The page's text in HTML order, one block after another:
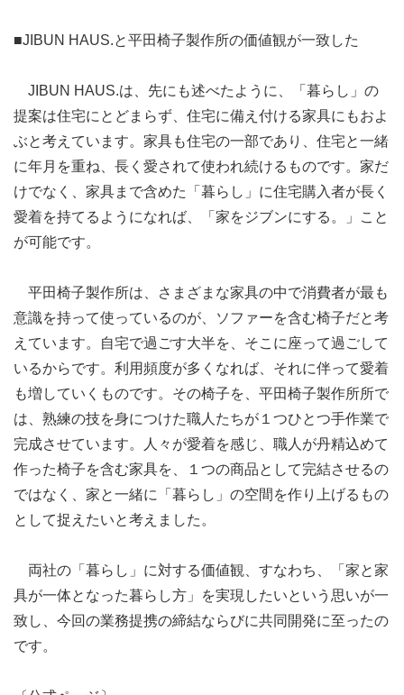
■JIBUN HAUS.と平田椅子製作所の価値観が一致した
JIBUN HAUS.は、先にも述べたように、「暮らし」の
提案は住宅にとどまらず、住宅に備え付ける家具にもおよ
ぶと考えています。家具も住宅の一部であり、住宅と一緒
に年月を重ね、長く愛されて使われ続けるものです。家だ
けでなく、家具まで含めた「暮らし」に住宅購入者が長く
愛着を持てるようになれば、「家をジブンにする。」こと
が可能です。
平田椅子製作所は、さまざまな家具の中で消費者が最も
意識を持って使っているのが、ソファーを含む椅子だと考
えています。自宅で過ごす大半を、そこに座って過ごして
いるからです。利用頻度が多くなれば、それに伴って愛着
も増していくものです。その椅子を、平田椅子製作所所で
は、熟練の技を身につけた職人たちが１つひとつ手作業で
完成させています。人々が愛着を感じ、職人が丹精込めて
作った椅子を含む家具を、１つの商品として完結させるの
ではなく、家と一緒に「暮らし」の空間を作り上げるもの
として捉えたいと考えました。
両社の「暮らし」に対する価値観、すなわち、「家と家
具が一体となった暮らし方」を実現したいという思いが一
致し、今回の業務提携の締結ならびに共同開発に至ったの
です。